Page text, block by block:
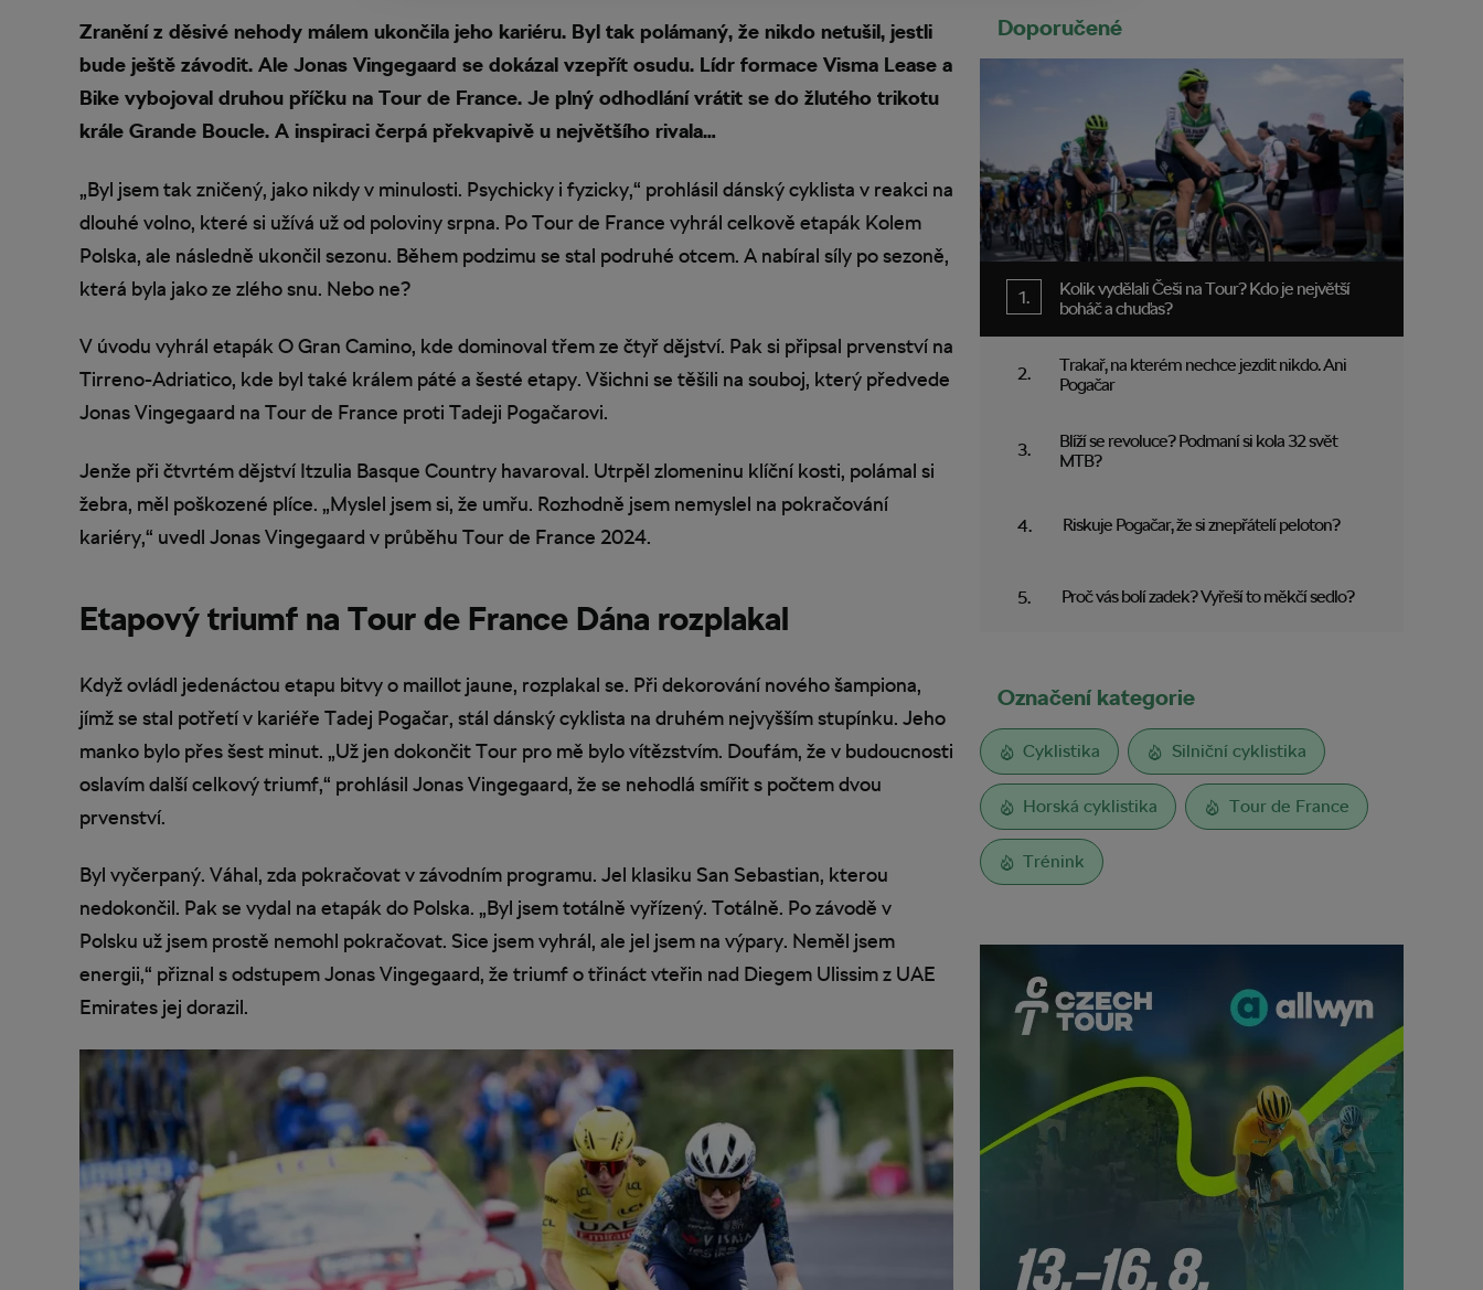
Zranění z děsivé nehody málem ukončila jeho kariéru. Byl tak polámaný, že nikdo netušil, jestli
bude ještě závodit. Ale Jonas Vingegaard se dokázal vzepřít osudu. Lídr formace Visma Lease a
Bike vybojoval druhou příčku na Tour de France. Je plný odhodlání vrátit se do žlutého trikotu
krále Grande Boucle. A inspiraci čerpá překvapivě u největšího rivala…
„Byl jsem tak zničený, jako nikdy v minulosti. Psychicky i fyzicky,“ prohlásil dánský cyklista v reakci na
dlouhé volno, které si užívá už od poloviny srpna. Po Tour de France vyhrál celkově etapák Kolem
Polska, ale následně ukončil sezonu. Během podzimu se stal podruhé otcem. A nabíral síly po sezoně,
která byla jako ze zlého snu. Nebo ne?
V úvodu vyhrál etapák O Gran Camino, kde dominoval třem ze čtyř dějství. Pak si připsal prvenství na
Tirreno-Adriatico, kde byl také králem páté a šesté etapy. Všichni se těšili na souboj, který předvede
Jonas Vingegaard na Tour de France proti Tadeji Pogačarovi.
Jenže při čtvrtém dějství Itzulia Basque Country havaroval. Utrpěl zlomeninu klíční kosti, polámal si
žebra, měl poškozené plíce. „Myslel jsem si, že umřu. Rozhodně jsem nemyslel na pokračování
kariéry,“ uvedl Jonas Vingegaard v průběhu Tour de France 2024.
Etapový triumf na Tour de France Dána rozplakal
Když ovládl jedenáctou etapu bitvy o maillot jaune, rozplakal se. Při dekorování nového šampiona,
jímž se stal potřetí v kariéře Tadej Pogačar, stál dánský cyklista na druhém nejvyšším stupínku. Jeho
manko bylo přes šest minut. „Už jen dokončit Tour pro mě bylo vítězstvím. Doufám, že v budoucnosti
oslavím další celkový triumf,“ prohlásil Jonas Vingegaard, že se nehodlá smířit s počtem dvou
prvenství.
Byl vyčerpaný. Váhal, zda pokračovat v závodním programu. Jel klasiku San Sebastian, kterou
nedokončil. Pak se vydal na etapák do Polska. „Byl jsem totálně vyřízený. Totálně. Po závodě v
Polsku už jsem prostě nemohl pokračovat. Sice jsem vyhrál, ale jel jsem na výpary. Neměl jsem
energii,“ přiznal s odstupem Jonas Vingegaard, že triumf o třináct vteřin nad Diegem Ulissim z UAE
Emirates jej dorazil.
Doporučené
Kolik vydělali Češi na Tour? Kdo je největší
boháč a chuďas?
Trakař, na kterém nechce jezdit nikdo. Ani
Pogačar
Blíží se revoluce? Podmaní si kola 32 svět
MTB?
Riskuje Pogačar, že si znepřátelí peloton?
Proč vás bolí zadek? Vyřeší to měkčí sedlo?
Označení kategorie
Cyklistika Silniční cyklistika
Horská cyklistika Tour de France
Trénink